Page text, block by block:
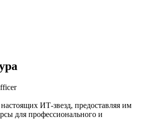
ИТ-звезд, предоставляя им
для профессионального и